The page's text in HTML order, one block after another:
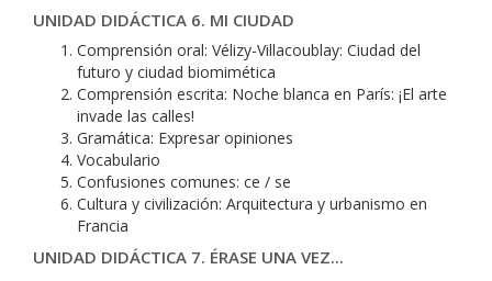
UNIDAD DIDÁCTICA 6. MI CIUDAD
Comprensión oral: Vélizy-Villacoublay: Ciudad del
futuro y ciudad biomimética
Comprensión escrita: Noche blanca en París: ¡El arte
invade las calles!
Gramática: Expresar opiniones
Vocabulario
Confusiones comunes: ce / se
Cultura y civilización: Arquitectura y urbanismo en
Francia
UNIDAD DIDÁCTICA 7. ÉRASE UNA VEZ...